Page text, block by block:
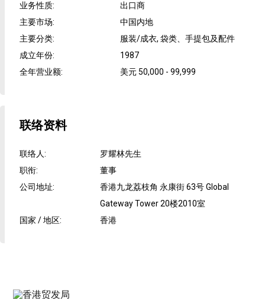
业务性质:
出口商
主要市场:
中国内地
主要分类:
服装/成衣, 袋类、手提包及配件
成立年份:
1987
全年营业额: 美元 50,000 - 99,999
联络资料
联络人:
罗耀林先生
职衔:
董事
公司地址:
香港九龙荔枝角 永康街 63号 Global
Gateway Tower 20楼2010室
国家 / 地区: 香港